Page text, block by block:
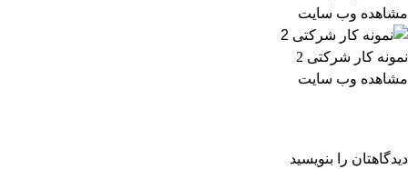
مشاهده وب سایت
نمونه کار شرکتی 2
مشاهده وب سایت
دیدگاهتان را بنویسید